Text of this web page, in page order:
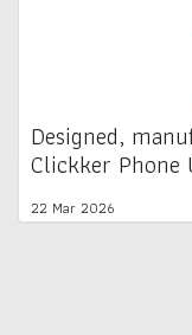
Designed,
Clickker Phone
22 Mar 2026